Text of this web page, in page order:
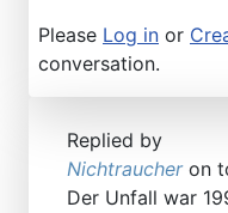
Please Log in or
conversation.
Replied by
Nichtraucheron
Der Unfall war